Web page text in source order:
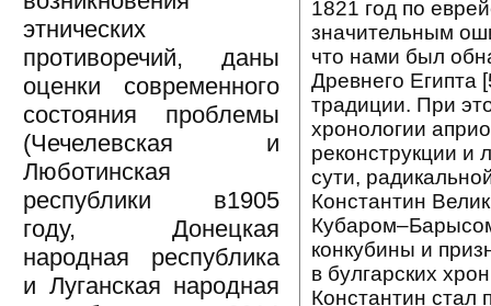
этнических
противоречий, даны
оценки современного
состояния проблемы
(Чечелевская и
Люботинская
республики в1905
году, Донецкая
народная республика
и Луганская народная
1821 год по
значительным
что нами был
Древнего Египта
традиции. При
хронологии
реконструкции и
сути,
Константин
конкубины и
в булгарских
Константин стал